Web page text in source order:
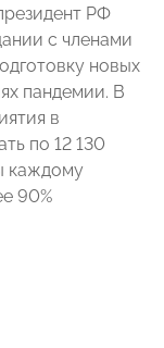
РФ
с членами
новых
пандемии. В
в
по 12 130
каждому
90%